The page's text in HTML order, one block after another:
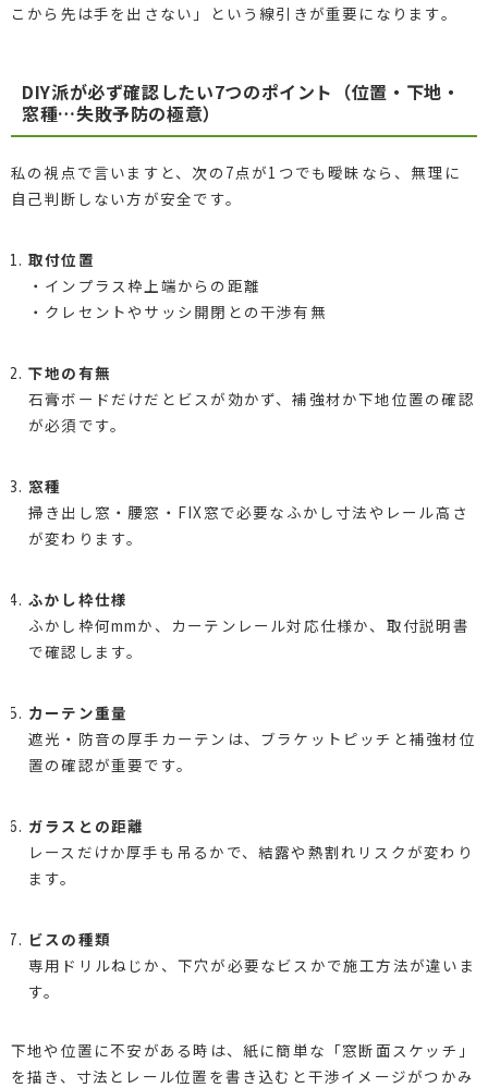
こから先は手を出さない」という線引きが重要になります。
DIY派が必ず確認したい7つのポイント（位置・下地・
窓種…失敗予防の極意）
私の視点で言いますと、次の7点が1つでも曖昧なら、無理に
自己判断しない方が安全です。
取付位置
・インプラス枠上端からの距離
・クレセントやサッシ開閉との干渉有無
下地の有無
石膏ボードだけだとビスが効かず、補強材か下地位置の確認
が必須です。
窓種
掃き出し窓・腰窓・FIX窓で必要なふかし寸法やレール高さ
が変わります。
ふかし枠仕様
ふかし枠何mmか、カーテンレール対応仕様か、取付説明書
で確認します。
カーテン重量
遮光・防音の厚手カーテンは、ブラケットピッチと補強材位
置の確認が重要です。
ガラスとの距離
レースだけか厚手も吊るかで、結露や熱割れリスクが変わり
ます。
ビスの種類
専用ドリルねじか、下穴が必要なビスかで施工方法が違いま
す。
下地や位置に不安がある時は、紙に簡単な「窓断面スケッチ」
を描き、寸法とレール位置を書き込むと干渉イメージがつかみ